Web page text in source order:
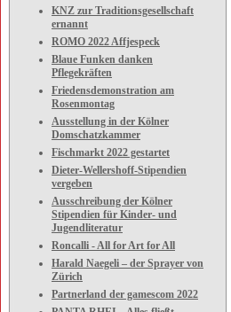
KNZ zur Traditionsgesellschaft
ernannt
ROMO 2022 Affjespeck
Blaue Funken danken
Pflegekräften
Friedensdemonstration am
Rosenmontag
Ausstellung in der Kölner
Domschatzkammer
Fischmarkt 2022 gestartet
Dieter-Wellershoff-Stipendien
vergeben
Ausschreibung der Kölner
Stipendien für Kinder- und
Jugendliteratur
Roncalli - All for Art for All
Harald Naegeli – der Sprayer von
Zürich
Partnerland der gamescom 2022